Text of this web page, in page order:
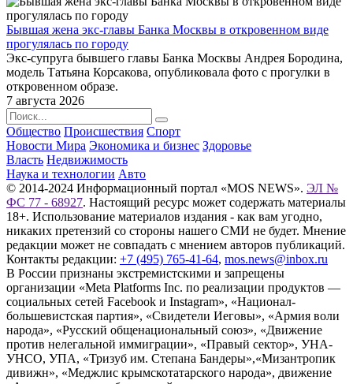
Бывшая жена экс-главы Банка Москвы в откровенном виде
прогулялась по городу
Экс-супруга бывшего главы Банка Москвы Андрея Бородина,
модель Татьяна Корсакова, опубликовала фото с прогулки в
откровенном образе.
7 августа 2026
Общество Происшествия Спорт
Новости Мира Экономика и бизнес Здоровье
Власть Недвижимость
Наука и технологии Авто
© 2014-2024 Информационный портал «MOS NEWS». ЭЛ №
ФС 77 - 68927. Настоящий ресурс может содержать материалы
18+. Использование материалов издания - как вам угодно,
никаких претензий со стороны нашего СМИ не будет. Мнение
редакции может не совпадать с мнением авторов публикаций.
Контакты редакции: +7 (495) 765-41-64, mos.news@inbox.ru
В России признаны экстремистскими и запрещены
организации «Meta Platforms Inc. по реализации продуктов —
социальных сетей Facebook и Instagram», «Национал-
большевистская партия», «Свидетели Иеговы», «Армия воли
народа», «Русский общенациональный союз», «Движение
против нелегальной иммиграции», «Правый сектор», УНА-
УНСО, УПА, «Тризуб им. Степана Бандеры»,«Мизантропик
дивижн», «Меджлис крымскотатарского народа», движение